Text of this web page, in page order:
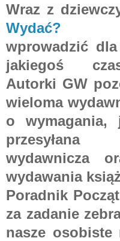
Wraz z
Wydać?
wprowadzić
jakiegoś
Autorki GW
wieloma
o wymagania,
wydawnicza
wydawania
Poradnik
za zadanie
nasze